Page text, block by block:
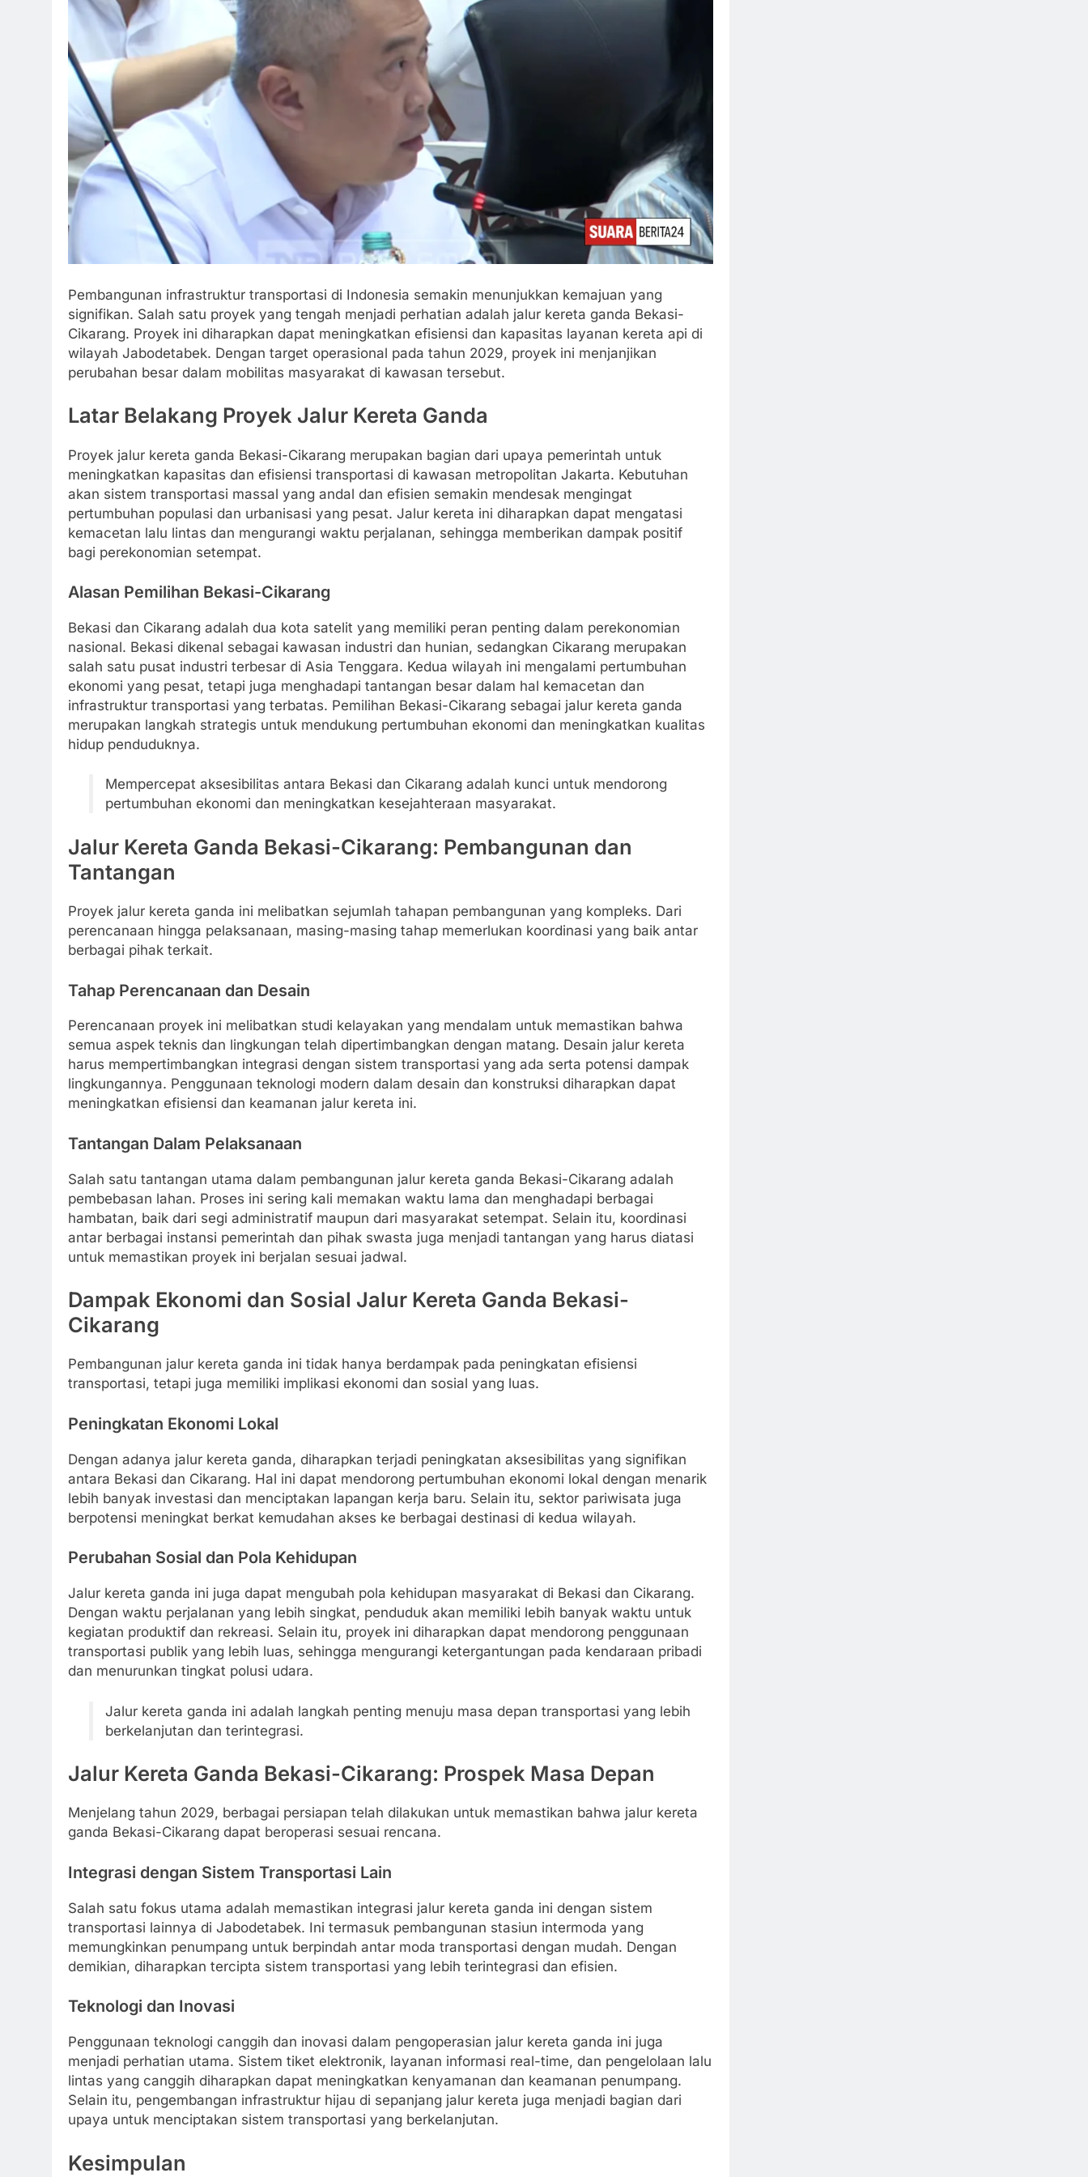
Pembangunan infrastruktur transportasi di Indonesia semakin menunjukkan kemajuan yang
signifikan. Salah satu proyek yang tengah menjadi perhatian adalah jalur kereta ganda Bekasi-
Cikarang. Proyek ini diharapkan dapat meningkatkan efisiensi dan kapasitas layanan kereta api di
wilayah Jabodetabek. Dengan target operasional pada tahun 2029, proyek ini menjanjikan
perubahan besar dalam mobilitas masyarakat di kawasan tersebut.
Latar Belakang Proyek Jalur Kereta Ganda
Proyek jalur kereta ganda Bekasi-Cikarang merupakan bagian dari upaya pemerintah untuk
meningkatkan kapasitas dan efisiensi transportasi di kawasan metropolitan Jakarta. Kebutuhan
akan sistem transportasi massal yang andal dan efisien semakin mendesak mengingat
pertumbuhan populasi dan urbanisasi yang pesat. Jalur kereta ini diharapkan dapat mengatasi
kemacetan lalu lintas dan mengurangi waktu perjalanan, sehingga memberikan dampak positif
bagi perekonomian setempat.
Alasan Pemilihan Bekasi-Cikarang
Bekasi dan Cikarang adalah dua kota satelit yang memiliki peran penting dalam perekonomian
nasional. Bekasi dikenal sebagai kawasan industri dan hunian, sedangkan Cikarang merupakan
salah satu pusat industri terbesar di Asia Tenggara. Kedua wilayah ini mengalami pertumbuhan
ekonomi yang pesat, tetapi juga menghadapi tantangan besar dalam hal kemacetan dan
infrastruktur transportasi yang terbatas. Pemilihan Bekasi-Cikarang sebagai jalur kereta ganda
merupakan langkah strategis untuk mendukung pertumbuhan ekonomi dan meningkatkan kualitas
hidup penduduknya.
Mempercepat aksesibilitas antara Bekasi dan Cikarang adalah kunci untuk mendorong
pertumbuhan ekonomi dan meningkatkan kesejahteraan masyarakat.
Jalur Kereta Ganda Bekasi-Cikarang: Pembangunan dan
Tantangan
Proyek jalur kereta ganda ini melibatkan sejumlah tahapan pembangunan yang kompleks. Dari
perencanaan hingga pelaksanaan, masing-masing tahap memerlukan koordinasi yang baik antar
berbagai pihak terkait.
Tahap Perencanaan dan Desain
Perencanaan proyek ini melibatkan studi kelayakan yang mendalam untuk memastikan bahwa
semua aspek teknis dan lingkungan telah dipertimbangkan dengan matang. Desain jalur kereta
harus mempertimbangkan integrasi dengan sistem transportasi yang ada serta potensi dampak
lingkungannya. Penggunaan teknologi modern dalam desain dan konstruksi diharapkan dapat
meningkatkan efisiensi dan keamanan jalur kereta ini.
Tantangan Dalam Pelaksanaan
Salah satu tantangan utama dalam pembangunan jalur kereta ganda Bekasi-Cikarang adalah
pembebasan lahan. Proses ini sering kali memakan waktu lama dan menghadapi berbagai
hambatan, baik dari segi administratif maupun dari masyarakat setempat. Selain itu, koordinasi
antar berbagai instansi pemerintah dan pihak swasta juga menjadi tantangan yang harus diatasi
untuk memastikan proyek ini berjalan sesuai jadwal.
Dampak Ekonomi dan Sosial Jalur Kereta Ganda Bekasi-
Cikarang
Pembangunan jalur kereta ganda ini tidak hanya berdampak pada peningkatan efisiensi
transportasi, tetapi juga memiliki implikasi ekonomi dan sosial yang luas.
Peningkatan Ekonomi Lokal
Dengan adanya jalur kereta ganda, diharapkan terjadi peningkatan aksesibilitas yang signifikan
antara Bekasi dan Cikarang. Hal ini dapat mendorong pertumbuhan ekonomi lokal dengan menarik
lebih banyak investasi dan menciptakan lapangan kerja baru. Selain itu, sektor pariwisata juga
berpotensi meningkat berkat kemudahan akses ke berbagai destinasi di kedua wilayah.
Perubahan Sosial dan Pola Kehidupan
Jalur kereta ganda ini juga dapat mengubah pola kehidupan masyarakat di Bekasi dan Cikarang.
Dengan waktu perjalanan yang lebih singkat, penduduk akan memiliki lebih banyak waktu untuk
kegiatan produktif dan rekreasi. Selain itu, proyek ini diharapkan dapat mendorong penggunaan
transportasi publik yang lebih luas, sehingga mengurangi ketergantungan pada kendaraan pribadi
dan menurunkan tingkat polusi udara.
Jalur kereta ganda ini adalah langkah penting menuju masa depan transportasi yang lebih
berkelanjutan dan terintegrasi.
Jalur Kereta Ganda Bekasi-Cikarang: Prospek Masa Depan
Menjelang tahun 2029, berbagai persiapan telah dilakukan untuk memastikan bahwa jalur kereta
ganda Bekasi-Cikarang dapat beroperasi sesuai rencana.
Integrasi dengan Sistem Transportasi Lain
Salah satu fokus utama adalah memastikan integrasi jalur kereta ganda ini dengan sistem
transportasi lainnya di Jabodetabek. Ini termasuk pembangunan stasiun intermoda yang
memungkinkan penumpang untuk berpindah antar moda transportasi dengan mudah. Dengan
demikian, diharapkan tercipta sistem transportasi yang lebih terintegrasi dan efisien.
Teknologi dan Inovasi
Penggunaan teknologi canggih dan inovasi dalam pengoperasian jalur kereta ganda ini juga
menjadi perhatian utama. Sistem tiket elektronik, layanan informasi real-time, dan pengelolaan lalu
lintas yang canggih diharapkan dapat meningkatkan kenyamanan dan keamanan penumpang.
Selain itu, pengembangan infrastruktur hijau di sepanjang jalur kereta juga menjadi bagian dari
upaya untuk menciptakan sistem transportasi yang berkelanjutan.
Kesimpulan